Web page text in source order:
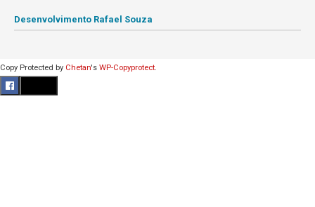
Desenvolvimento Rafael Souza
Copy Protected by Chetan's WP-Copyprotect.